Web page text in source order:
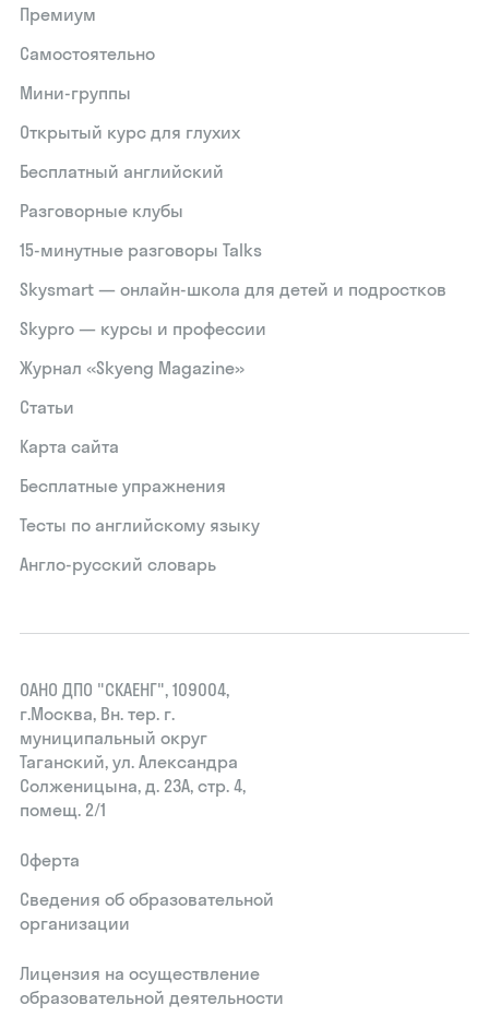
Премиум
Самостоятельно
Мини-группы
Открытый курс для глухих
Бесплатный английский
Разговорные клубы
15‑минутные разговоры Talks
Skysmart — онлайн-школа для детей и подростков
Skypro — курсы и профессии
Журнал «Skyeng Magazine»
Статьи
Карта сайта
Бесплатные упражнения
Тесты по английскому языку
Англо-русский словарь
ОАНО ДПО "СКАЕНГ", 109004,
г.Москва, Вн. тер. г.
муниципальный округ
Таганский, ул. Александра
Солженицына, д. 23А, стр. 4,
помещ. 2/1
Оферта
Сведения об образовательной
организации
Лицензия на осуществление
образовательной деятельности